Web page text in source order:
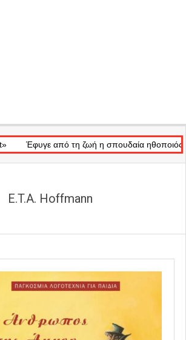
Έφυγε από τη ζωή η σπουδαία ηθοποιός Μάρω
E.T.A. Hoffmann